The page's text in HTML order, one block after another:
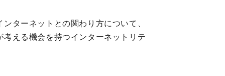
ターネットとの関わり方について、
える機会を持つインターネットリテ